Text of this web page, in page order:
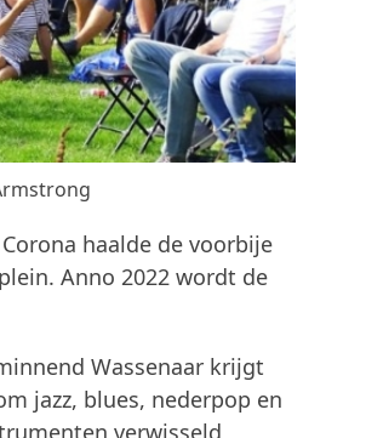
haalde de voorbije
Anno 2022 wordt de
Wassenaar krijgt
jazz, blues, nederpop en